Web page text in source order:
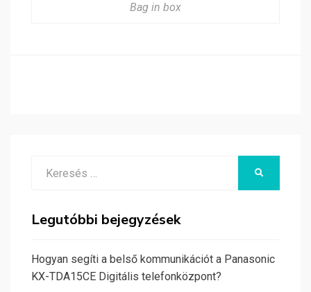
Bag in box
Legutóbbi bejegyzések
Hogyan segíti a belső kommunikációt a Panasonic
KX-TDA15CE Digitális telefonközpont?